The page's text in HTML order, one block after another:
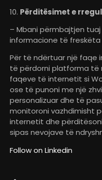
10. Përditësimet e
– Mbani përmbajtjen
informacione të freskëta
Për të ndërtuar një faqe
të përdorni platforma të
faqeve të internetit si
ose të punoni me një
personalizuar dhe të
monitoroni vazhdimisht
internetit dhe
sipas nevojave të
Follow on Linkedin